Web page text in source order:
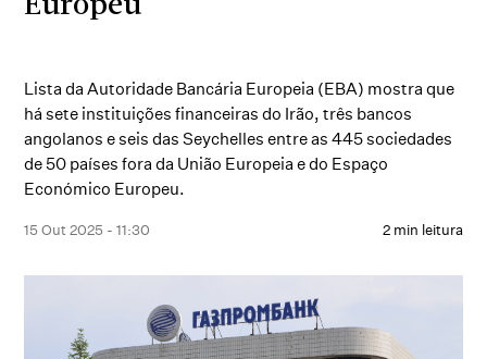
Europeu
Lista da Autoridade Bancária Europeia (EBA) mostra que
há sete instituições financeiras do Irão, três bancos
angolanos e seis das Seychelles entre as 445 sociedades
de 50 países fora da União Europeia e do Espaço
Económico Europeu.
15 Out 2025 - 11:30 2 min leitura